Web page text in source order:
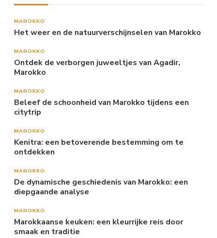
MAROKKO
Het weer en de natuurverschijnselen van Marokko
MAROKKO
Ontdek de verborgen juweeltjes van Agadir,
Marokko
MAROKKO
Beleef de schoonheid van Marokko tijdens een
citytrip
MAROKKO
Kenitra: een betoverende bestemming om te
ontdekken
MAROKKO
De dynamische geschiedenis van Marokko: een
diepgaande analyse
MAROKKO
Marokkaanse keuken: een kleurrijke reis door
smaak en traditie